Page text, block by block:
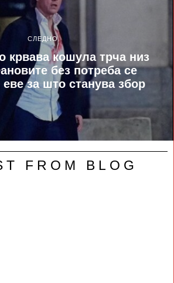
СЛЕДНО
крвава кошула трча низ
без потреба се
еве за што станува збор
FROM BLOG